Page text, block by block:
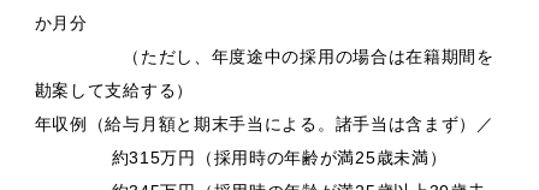
か月分
（ただし、年度途中の採用の場合は在籍期間を
勘案して支給する）
年収例（給与月額と期末手当による。諸手当は含まず）／
約315万円（採用時の年齢が満25歳未満）